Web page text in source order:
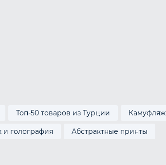
Топ-50 товаров из Турции Камуфляж
и голография Абстрактные принты